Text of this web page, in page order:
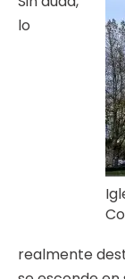
lo
realmente